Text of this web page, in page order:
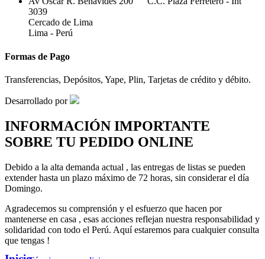
3039
Cercado de Lima
Lima - Perú
Formas de Pago
Transferencias, Depósitos, Yape, Plin, Tarjetas de crédito y débito.
Desarrollado por
INFORMACIÓN IMPORTANTE
SOBRE TU PEDIDO ONLINE
Debido a la alta demanda actual , las entregas de listas se pueden
extender hasta un plazo máximo de 72 horas, sin considerar el día
Domingo.
Agradecemos su comprensión y el esfuerzo que hacen por
mantenerse en casa , esas acciones reflejan nuestra responsabilidad y
solidaridad con todo el Perú. Aquí estaremos para cualquier consulta
que tengas !